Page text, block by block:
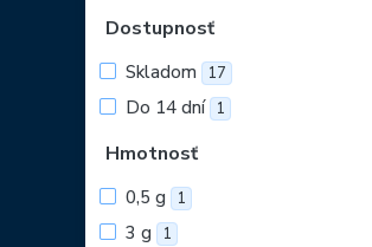
Dostupnosť
Skladom 17
Do 14 dní 1
Hmotnosť
0,5 g 1
3 g 1